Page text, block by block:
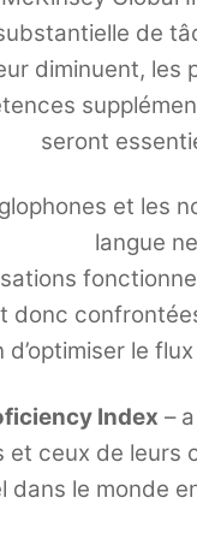
de
diminuent,
seront
et les
langue
le
Index –
et ceux de
dans le monde